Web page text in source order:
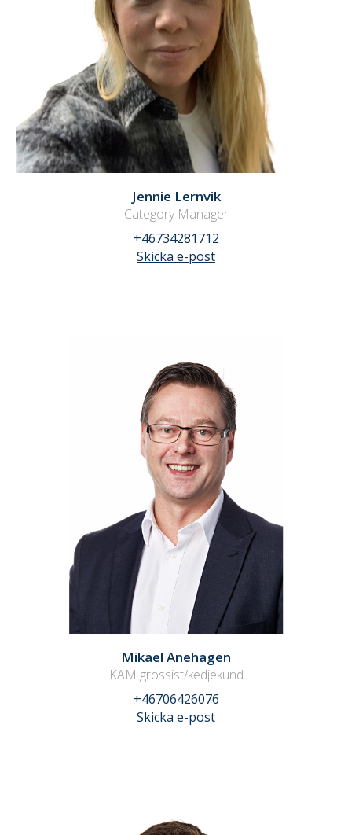
Jennie Lernvik
Category Manager
+46734281712
Skicka e-post
Mikael Anehagen
KAM grossist/kedjekund
+46706426076
Skicka e-post